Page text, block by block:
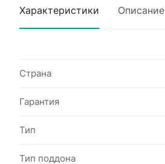
Характеристики Описание
Страна
Гарантия
Тип
Тип поддона